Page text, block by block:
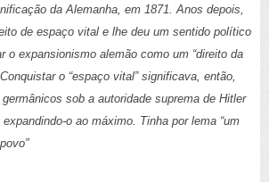
da Alemanha, em 1871. Anos depois,
de espaço vital e lhe deu um sentido político
o expansionismo alemão como um “direito da
o “espaço vital” significava, então,
sob a autoridade suprema de Hitler
o ao máximo. Tinha por lema “um
”